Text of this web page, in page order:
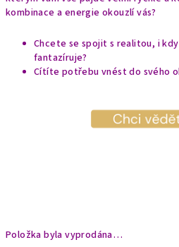
kombinace a energie okouzlí vás?
Chcete se spojit s realitou, i
fantazíruje?
Cítíte potřebu vnést do svého
Položka byla vyprodána…